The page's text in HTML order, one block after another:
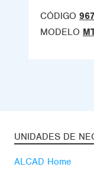
CÓDIGO
MODELO
UNIDADES DE
ALCAD Home